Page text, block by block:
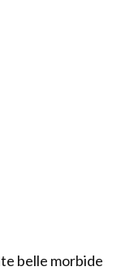
belle morbide